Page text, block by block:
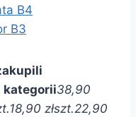
B4
B3
kategorii38,90
18,90 złszt.22,90